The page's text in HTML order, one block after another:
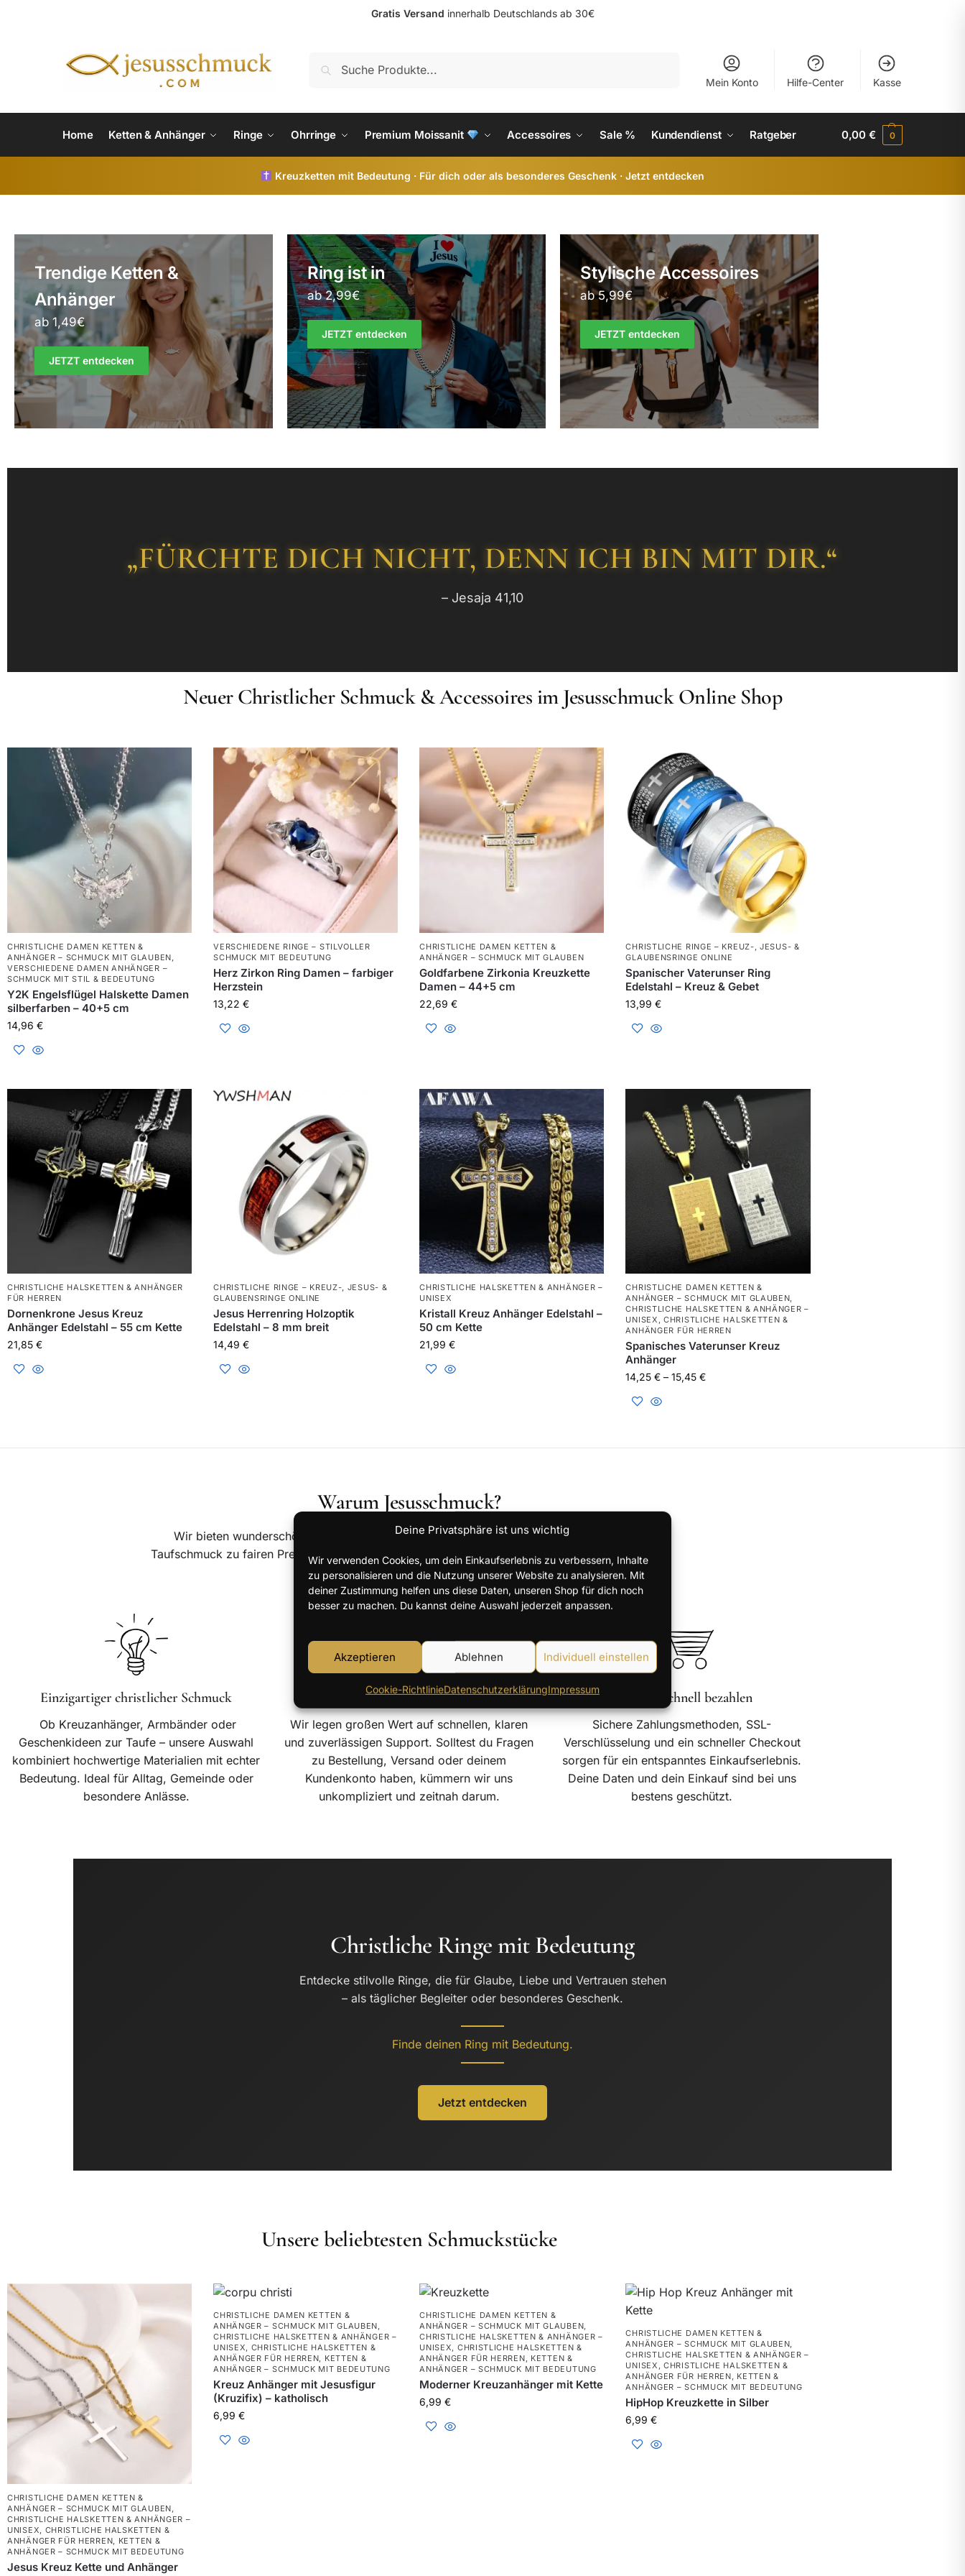
Deine Privatsphäre ist uns wichtig
Wir verwenden Cookies, um dein Einkaufserlebnis zu verbessern, Inhalte
zu personalisieren und die Nutzung unserer Website zu analysieren. Mit
deiner Zustimmung helfen uns diese Daten, unseren Shop für dich noch
besser zu machen. Du kannst deine Auswahl jederzeit anpassen.
Akzeptieren Ablehnen Individuell einstellen
Cookie-RichtlinieDatenschutzerklärungImpressum
Gratis Versand innerhalb Deutschlands ab 30€
Mein Konto Hilfe-Center Kasse
Home Ketten & Anhänger Ringe Ohrringe Premium Moissanit Accessoires Sale % Kundendienst Ratgeber 0,00€ 0
Kreuzketten mit Bedeutung · Für dich oder als besonderes Geschenk · Jetzt entdecken
Trendige Ketten &
Anhänger
ab 1,49€
JETZT entdecken
Ring ist in
ab 2,99€
JETZT entdecken
Stylische Accessoires
ab 5,99€
JETZT entdecken
„FÜRCHTE DICH NICHT, DENN ICH BIN MIT DIR.“
– Jesaja 41,10
Neuer Christlicher Schmuck & Accessoires im Jesusschmuck Online Shop
CHRISTLICHE DAMEN KETTEN &
ANHÄNGER – SCHMUCK MIT GLAUBEN
VERSCHIEDENE DAMEN ANHÄNGER –
SCHMUCK MIT STIL & BEDEUTUNG
Y2K Engelsflügel Halskette Damen
silberfarben – 40+5 cm
14,96 €
VERSCHIEDENE RINGE – STILVOLLER
SCHMUCK MIT BEDEUTUNG
Herz Zirkon Ring Damen – farbiger
Herzstein
13,22€
CHRISTLICHE DAMEN KETTEN &
ANHÄNGER – SCHMUCK MIT GLAUBEN
Goldfarbene Zirkonia Kreuzkette
Damen – 44+5 cm
22,69€
CHRISTLICHE RINGE – KREUZ-, JESUS- &
GLAUBENSRINGE ONLINE
Spanischer Vaterunser Ring
Edelstahl – Kreuz & Gebet
13,99€
CHRISTLICHE HALSKETTEN & ANHÄNGER
FÜR HERREN
Dornenkrone Jesus Kreuz
Anhänger Edelstahl – 55 cm Kette
21,85 €
CHRISTLICHE RINGE – KREUZ-, JESUS- &
GLAUBENSRINGE ONLINE
Jesus Herrenring Holzoptik
Edelstahl – 8 mm breit
14,49€
CHRISTLICHE HALSKETTEN & ANHÄNGER –
UNISEX
Kristall Kreuz Anhänger Edelstahl –
50 cm Kette
21,99€
CHRISTLICHE DAMEN KETTEN &
ANHÄNGER – SCHMUCK MIT GLAUBEN
CHRISTLICHE HALSKETTEN & ANHÄNGER –
UNISEX
,CHRISTLICHE HALSKETTEN &
ANHÄNGER FÜR HERREN
Spanisches Vaterunser Kreuz
Anhänger
14,25€ –15,45€
Warum Jesusschmuck?
Wir bieten wunderschönen christlichen Schmuck wie Kreuzketten, Jesus-Anhänger und
Taufschmuck zu fairen Preisen an – sorgfältig ausgewählt und sicher bestellt. Bei uns findest du
moderne Designs mit starker Symbolik.
Einzigartiger christlicher Schmuck
Ob Kreuzanhänger, Armbänder oder
Geschenkideen zur Taufe – unsere Auswahl
kombiniert hochwertige Materialien mit echter
Bedeutung. Ideal für Alltag, Gemeinde oder
besondere Anlässe.
Zuverlässiger Support
Wir legen großen Wert auf schnellen, klaren
und zuverlässigen Support. Solltest du Fragen
zu Bestellung, Versand oder deinem
Kundenkonto haben, kümmern wir uns
unkompliziert und zeitnah darum.
Sicher & schnell bezahlen
Sichere Zahlungsmethoden, SSL-
Verschlüsselung und ein schneller Checkout
sorgen für ein entspanntes Einkaufserlebnis.
Deine Daten und dein Einkauf sind bei uns
bestens geschützt.
Christliche Ringe mit Bedeutung
Entdecke stilvolle Ringe, die für Glaube, Liebe und Vertrauen stehen
– als täglicher Begleiter oder besonderes Geschenk.
Finde deinen Ring mit Bedeutung.
Jetzt entdecken
Unsere beliebtesten Schmuckstücke
CHRISTLICHE DAMEN KETTEN &
ANHÄNGER – SCHMUCK MIT GLAUBEN
CHRISTLICHE HALSKETTEN & ANHÄNGER –
UNISEX
CHRISTLICHE HALSKETTEN &
ANHÄNGER FÜR HERREN
KETTEN &
ANHÄNGER – SCHMUCK MIT BEDEUTUNG
Jesus Kreuz Kette und Anhänger
CHRISTLICHE DAMEN KETTEN &
ANHÄNGER – SCHMUCK MIT GLAUBEN,
CHRISTLICHE HALSKETTEN & ANHÄNGER –
UNISEX, CHRISTLICHE HALSKETTEN &
ANHÄNGER FÜR HERREN, KETTEN &
ANHÄNGER – SCHMUCK MIT BEDEUTUNG
Kreuz Anhänger mit Jesusfigur
(Kruzifix) – katholisch
6,99€
CHRISTLICHE DAMEN KETTEN &
ANHÄNGER – SCHMUCK MIT GLAUBEN,
CHRISTLICHE HALSKETTEN & ANHÄNGER –
UNISEX, CHRISTLICHE HALSKETTEN &
ANHÄNGER FÜR HERREN, KETTEN &
ANHÄNGER – SCHMUCK MIT BEDEUTUNG
Moderner Kreuzanhänger mit Kette
6,99€
CHRISTLICHE DAMEN KETTEN &
ANHÄNGER – SCHMUCK MIT GLAUBEN,
CHRISTLICHE HALSKETTEN & ANHÄNGER –
UNISEX ,CHRISTLICHE HALSKETTEN &
ANHÄNGER FÜR HERREN, KETTEN &
ANHÄNGER – SCHMUCK MIT BEDEUTUNG
HipHop Kreuzkette in Silber
6,99€